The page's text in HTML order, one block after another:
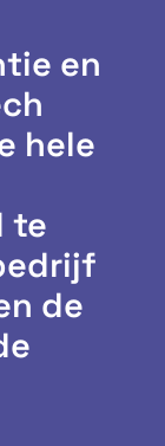
en
hele
te
de